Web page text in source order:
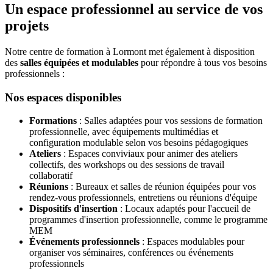
Un espace professionnel au service de vos
projets
Notre centre de formation à Lormont met également à disposition
des salles équipées et modulables pour répondre à tous vos besoins
professionnels :
Nos espaces disponibles
Formations : Salles adaptées pour vos sessions de formation
professionnelle, avec équipements multimédias et
configuration modulable selon vos besoins pédagogiques
Ateliers : Espaces conviviaux pour animer des ateliers
collectifs, des workshops ou des sessions de travail
collaboratif
Réunions : Bureaux et salles de réunion équipées pour vos
rendez-vous professionnels, entretiens ou réunions d'équipe
Dispositifs d'insertion : Locaux adaptés pour l'accueil de
programmes d'insertion professionnelle, comme le programme
MEM
Événements professionnels : Espaces modulables pour
organiser vos séminaires, conférences ou événements
professionnels